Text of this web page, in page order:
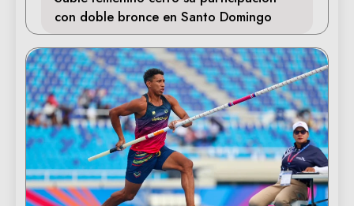
con doble bronce en Santo Domingo